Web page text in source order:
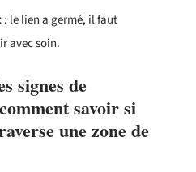
: le lien a germé, il faut
avec soin.
signes de
savoir si
une zone de